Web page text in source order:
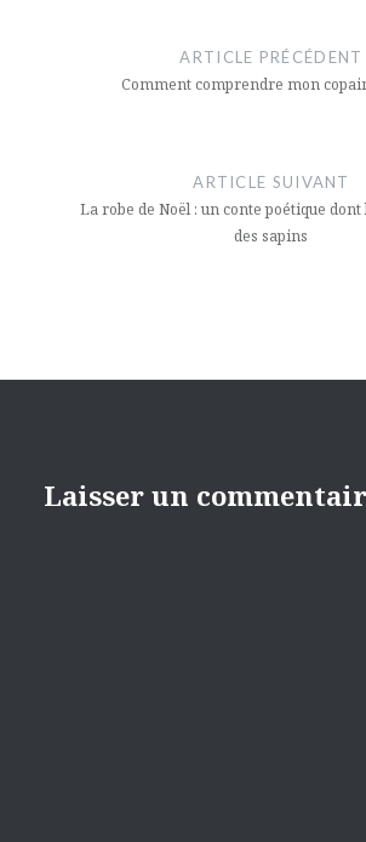
l’article
ARTICLE PRÉCÉDENT
Comment comprendre mon
ARTICLE SUIVANT
La robe de Noël : un conte poétique
des sapins
Laisser un